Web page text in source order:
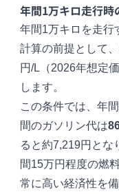
年間1万キロ走行時
年間1万キロを走行
計算の前提として
円/L（2026年想定
します。
この条件では、年
間のガソリン代は
ると約7,219円とな
間15万円程度の燃
常に高い経済性を